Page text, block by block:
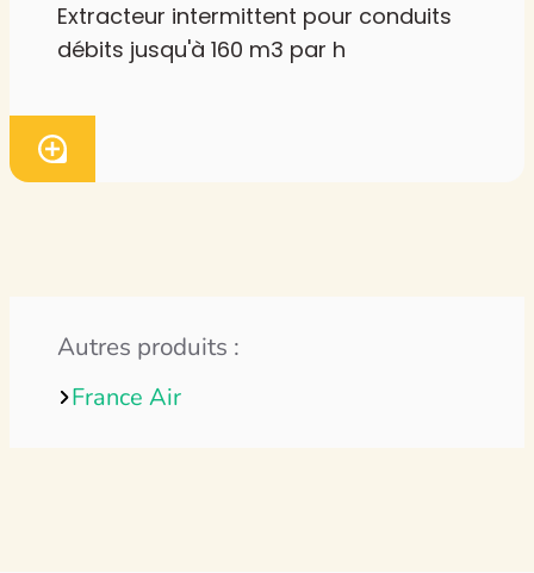
Extracteur intermittent pour conduits
débits jusqu'à 160 m3 par h
Autres produits :
France Air